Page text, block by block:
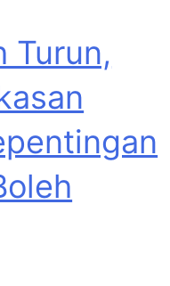
Turun,